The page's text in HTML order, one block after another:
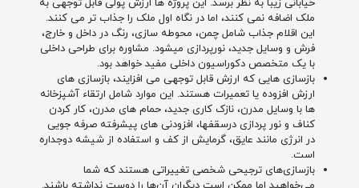
خیابانی زیبا به نظر برسد. این پروژه ها ارزش پولی قابل توجهی به
ملک اضافه نمی کنند، اما در نگاه اول ملک را جذاب تر می کنند.
این اقلام جذاب شامل چمن، محوطه سازی، رنگ در داخل و خارج،
فرش و وسایل جدید، نورپردازی میشود. مشاوره برای طراحی داخلی
با یک متخصص دکوراسیون داخلی مفید خواهد بود.
بازسازی هایی که ارزش قابل توجهی می افزایند، بازسازی های
ارزش افزوده یا تعمیرات هستند. این موارد شامل ارتقاء آشپزخانه
ها با وسایل مدرن، نازک کاری جدید، حمام های مدرن، کار کردن
کناف و نور پردازی درسقفها، افزودنی های پیشرفته صرفه جویی
در انرژی مانند عایق، گرمایش از کف و استفاده از شیشه دوجداره
است.
بازسازی‌های ترجیحی شخصی تغییراتی هستند که شما